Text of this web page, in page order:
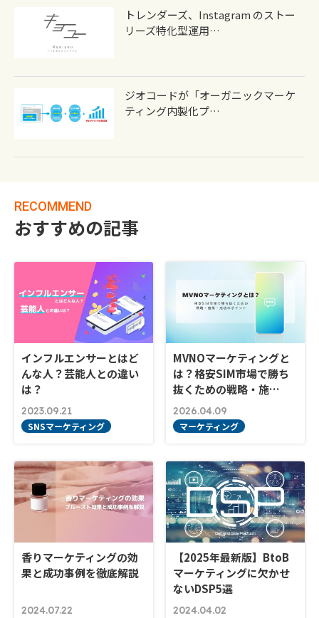
トレンダーズ、Instagram のストー
リーズ特化型運用…
ジオコードが「オーガニックマーケ
ティング内製化プ…
RECOMMEND
おすすめの記事
インフルエンサーとはど
んな人？芸能人との違い
は？
2023.09.21
SNSマーケティング
MVNOマーケティングと
は？格安SIM市場で勝ち
抜くための戦略・施…
2026.04.09
マーケティング
香りマーケティングの効
果と成功事例を徹底解説
2024.07.22
【2025年最新版】BtoB
マーケティングに欠かせ
ないDSP5選
2024.04.02